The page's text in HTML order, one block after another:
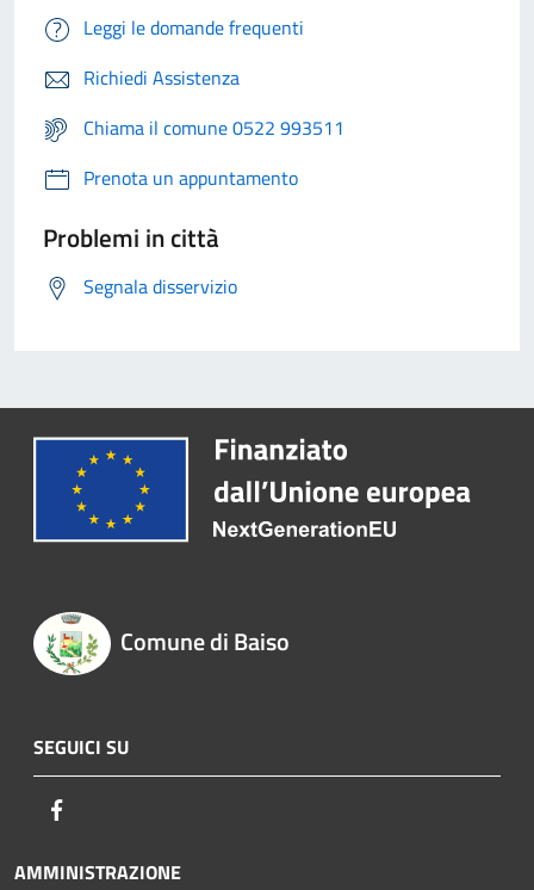
Leggi le domande frequenti
Richiedi Assistenza
Chiama il comune 0522 993511
Prenota un appuntamento
Problemi in città
Segnala disservizio
Comune di Baiso
SEGUICI SU
AMMINISTRAZIONE